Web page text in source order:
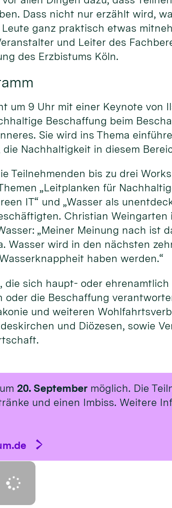
Dass nicht nur erzählt wird,
ganz praktisch etwas
und Leiter des
des Erzbistums Köln.
um 9 Uhr mit einer Keynote von
Beschaffung beim
Sie wird ins Thema
Nachhaltigkeit in diesem
Teilnehmenden bis zu drei
„Leitplanken für
IT“ und „Wasser als
Christian
„Meiner Meinung nach ist
Wasser wird in den nächsten
haben werden.“
die sich haupt- oder
oder die Beschaffung
und weiteren
und Diözesen, sowie
20. September möglich. Die
und einen Imbiss. Weitere